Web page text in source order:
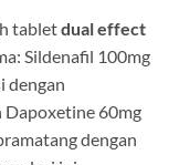
tabletdual effect
Sildenafil 100mg
dengan
Dapoxetine 60mg
dengan